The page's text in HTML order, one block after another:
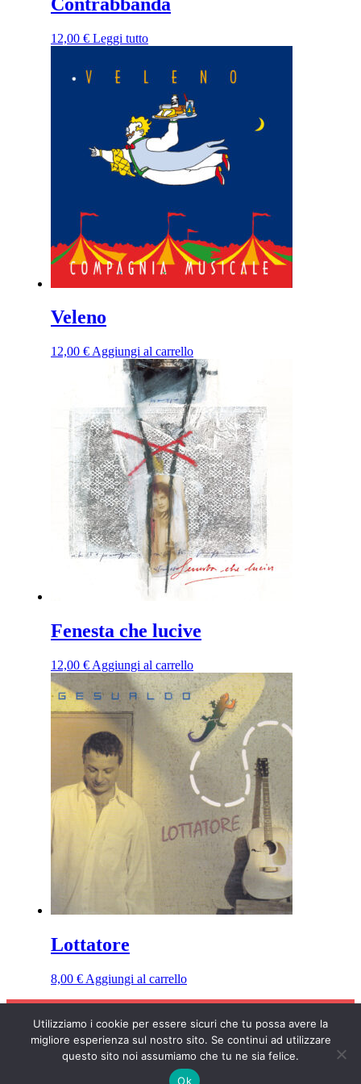
12,00 € Leggi tutto
Veleno
12,00 € Aggiungi al carrello
Fenesta che lucive
12,00 € Aggiungi al carrello
Lottatore
8,00 € Aggiungi al carrello
COPYRIGHT © 2026 POLOSUD RECORDS
Utilizziamo i cookie per essere sicuri che tu possa avere la
migliore esperienza sul nostro sito. Se continui ad utilizzare
questo sito noi assumiamo che tu ne sia felice.
Ok